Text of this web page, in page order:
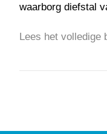
waarborg diefstal
Lees het volledige